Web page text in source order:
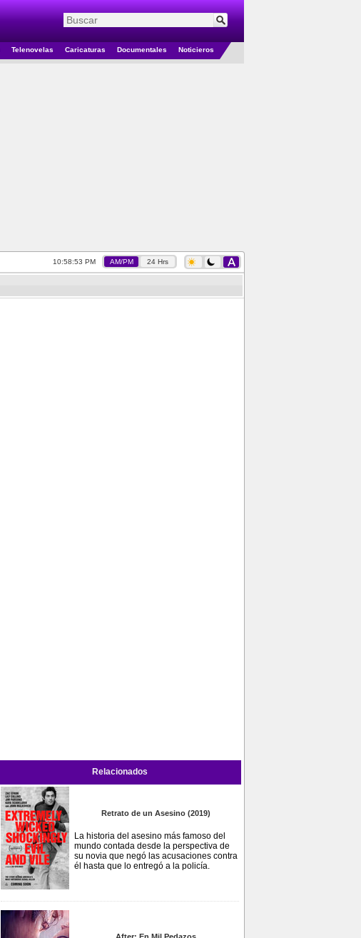
Telenovelas Caricaturas Documentales Noticieros
10:58:54 PM AM/PM 24 Hrs
Relacionados
Retrato de un Asesino (2019)
La historia del asesino más famoso del
mundo contada desde la perspectiva de
su novia que negó las acusaciones contra
él hasta que lo entregó a la policía.